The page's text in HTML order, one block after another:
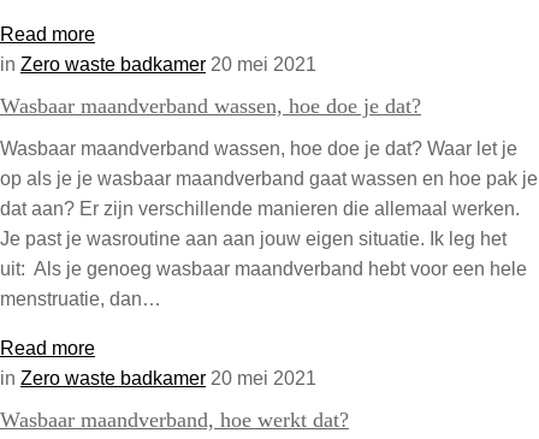
Read more
in Zero waste badkamer 20 mei 2021
Wasbaar maandverband wassen, hoe doe je dat?
Wasbaar maandverband wassen, hoe doe je dat? Waar let je
op als je je wasbaar maandverband gaat wassen en hoe pak je
dat aan? Er zijn verschillende manieren die allemaal werken.
Je past je wasroutine aan aan jouw eigen situatie. Ik leg het
uit: Als je genoeg wasbaar maandverband hebt voor een hele
menstruatie, dan…
Read more
in Zero waste badkamer 20 mei 2021
Wasbaar maandverband, hoe werkt dat?